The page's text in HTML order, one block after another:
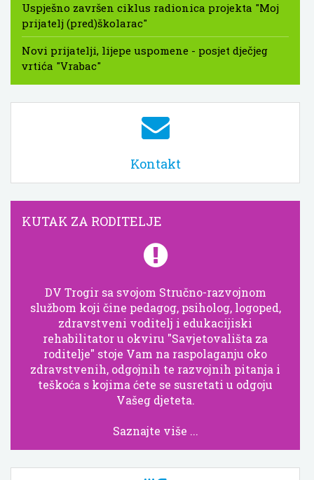
Uspješno završen ciklus radionica projekta "Moj
prijatelj (pred)školarac"
Novi prijatelji, lijepe uspomene - posjet dječjeg
vrtića "Vrabac"
Kontakt
KUTAK ZA RODITELJE
DV Trogir sa svojom Stručno-razvojnom
službom koji čine pedagog, psiholog, logoped,
zdravstveni voditelj i edukacijiski
rehabilitator u okviru "Savjetovališta za
roditelje" stoje Vam na raspolaganju oko
zdravstvenih, odgojnih te razvojnih pitanja i
teškoća s kojima ćete se susretati u odgoju
Vašeg djeteta.
Saznajte više ...